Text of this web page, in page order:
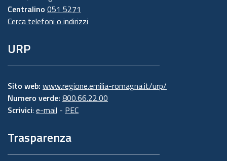
Centralino 051 5271
Cerca telefoni o indirizzi
URP
Sito web: www.regione.emilia-romagna.it/urp/
Numero verde: 800.66.22.00
Scrivici: e-mail - PEC
Trasparenza